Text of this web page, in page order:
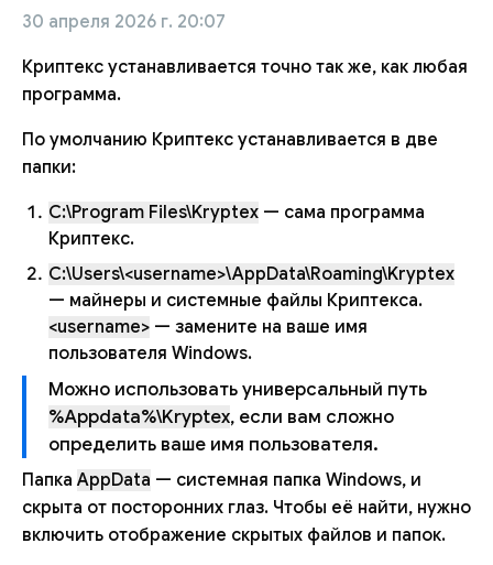
30 апреля 2026 г. 20:07
Криптекс устанавливается точно так же, как любая
программа.
По умолчанию Криптекс устанавливается в две
папки:
C:\Program Files\Kryptex — сама программа
Криптекс.
C:\Users\<username>\AppData\Roaming\Kryptex
— майнеры и системные файлы Криптекса.
<username> — замените на ваше имя
пользователя Windows.
Можно использовать универсальный путь
%Appdata%\Kryptex, если вам сложно
определить ваше имя пользователя.
Папка AppData — системная папка Windows, и
скрыта от посторонних глаз. Чтобы её найти, нужно
включить отображение скрытых файлов и папок.